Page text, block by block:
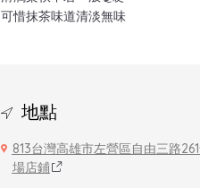
可惜抹茶味道清淡無味
地點
813台灣高雄市左營區自由三路
場店鋪